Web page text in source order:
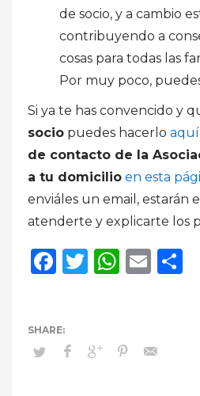
de socio, y a cambio
contribuyendo a
cosas para todas las
Por muy poco,
Si ya te has convencido y
socio puedes hacerlo aquí
de contacto de la
a tu domicilio en esta
enviáles un email, estarán
atenderte y explicarte los
Facebook
Twitter